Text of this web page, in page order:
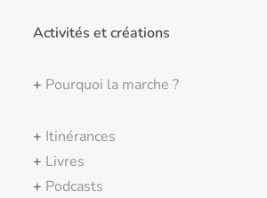
Activités et créations
+ Pourquoi la marche ?
+ Itinérances
+ Livres
+ Podcasts